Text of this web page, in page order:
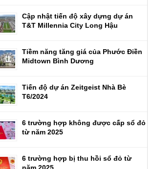
Cập nhật tiến độ xây dựng dự án
T&T Millennia City Long Hậu
Tiềm năng tăng giá của Phước Điền
Midtown Bình Dương
Tiến độ dự án Zeitgeist Nhà Bè
T6/2024
6 trường hợp không được cấp sổ đỏ
từ năm 2025
6 trường hợp bị thu hồi sổ đỏ từ